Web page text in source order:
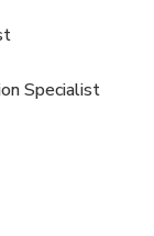
Specialist